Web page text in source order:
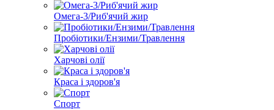
Омега-3/Риб'ячий жир
Пробіотики/Ензими/Травлення
Харчові олії
Краса і здоров'я
Спорт